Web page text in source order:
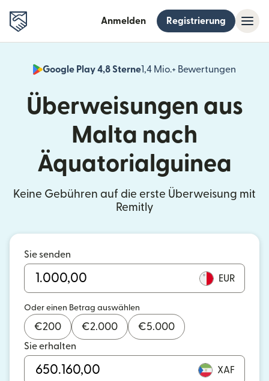
Anmelden Registrierung
Google Play 4,8 Sterne1,4 Mio.+ Bewertungen
Überweisungen aus
Malta nach
Äquatorialguinea
Keine Gebühren auf die erste Überweisung mit
Remitly
Sie senden
EUR
Oder einen Betrag auswählen
€200 €2.000 €5.000
Sie erhalten
XAF